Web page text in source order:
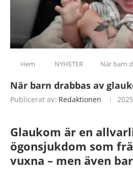
Hem NYHETER När barn
När barn drabbas av
Publicerat av: Redaktionen
Glaukom är en
ögonsjukdom som
vuxna – men även